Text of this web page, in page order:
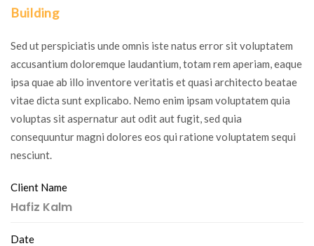
Building
Sed ut perspiciatis unde omnis iste natus error sit voluptatem
accusantium doloremque laudantium, totam rem aperiam, eaque
ipsa quae ab illo inventore veritatis et quasi architecto beatae
vitae dicta sunt explicabo. Nemo enim ipsam voluptatem quia
voluptas sit aspernatur aut odit aut fugit, sed quia
consequuntur magni dolores eos qui ratione voluptatem sequi
nesciunt.
Client Name
Hafiz Kalm
Date